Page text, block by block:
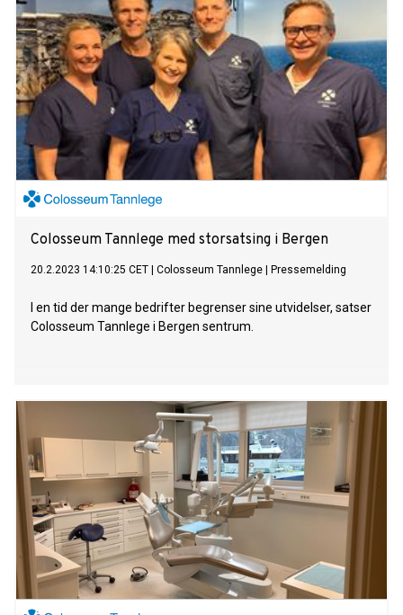
Colosseum Tannlege med storsatsing i Bergen
20.2.2023 14:10:25 CET Colosseum Tannlege Pressemelding
I en tid der mange bedrifter begrenser sine utvidelser, satser
Colosseum Tannlege i Bergen sentrum.